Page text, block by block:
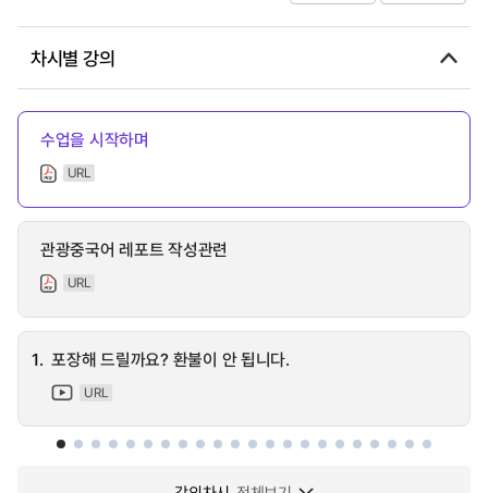
차시별 강의
수업을 시작하며
URL
관광중국어 레포트 작성관련
URL
1. 포장해 드릴까요? 환불이 안 됩니다.
URL